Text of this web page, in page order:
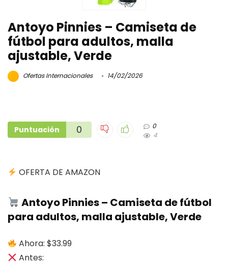
Antoyo Pinnies – Camiseta de
fútbol para adultos, malla
ajustable, Verde
Ofertas Internacionales 14/02/2026
Puntuación 0
0
4
OFERTA DE AMAZON
Antoyo Pinnies – Camiseta de fútbol
para adultos, malla ajustable, Verde
Ahora: $33.99
Antes: